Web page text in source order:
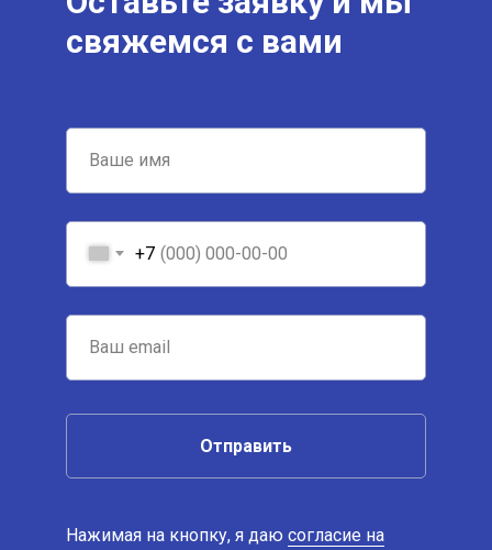
свяжемся с вами
+7
Отправить
Нажимая на кнопку, я даю согласие на